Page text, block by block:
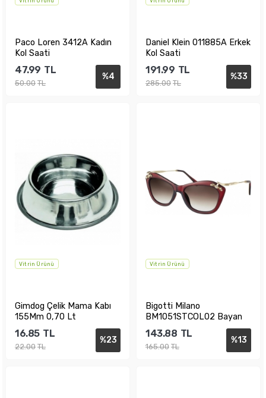
Paco Loren 3412A Kadın
Kol Saati
%4
47.99 TL
50.00 TL
Daniel Klein 011885A Erkek
Kol Saati
%33
191.99 TL
285.00 TL
Vitrin Ürünü
Gimdog Çelik Mama Kabı
155Mm 0,70 Lt
%23
16.85 TL
22.00 TL
Vitrin Ürünü
Bigotti Milano
BM1051STCOL02 Bayan
Güneş Gözlüğü
%13
143.88 TL
165.00 TL